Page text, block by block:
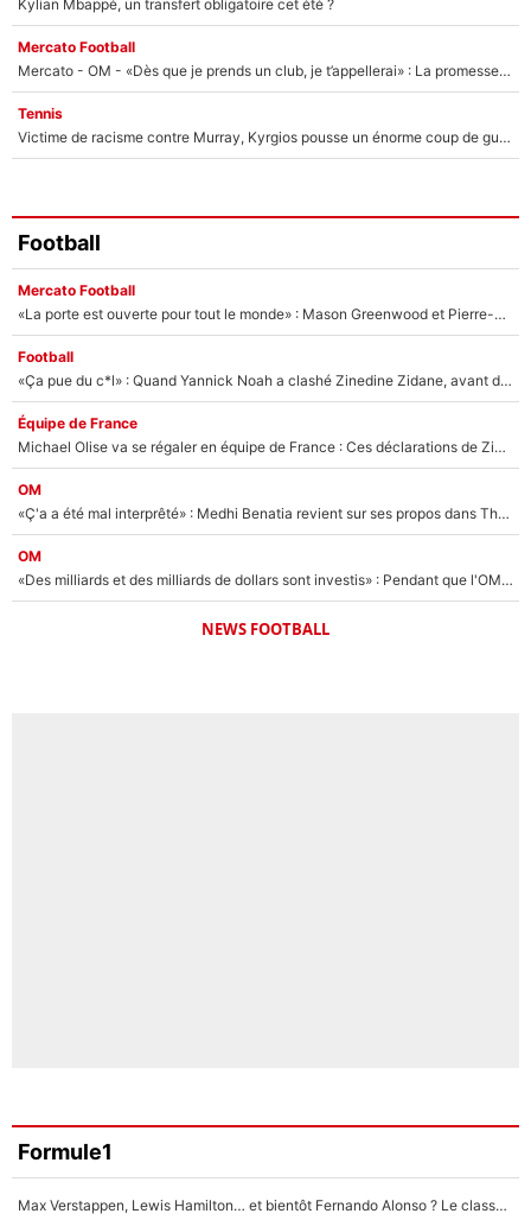
Kylian Mbappé, un transfert obligatoire cet été ?
Mercato Football
Mercato - OM - «Dès que je prends un club, je t’appellerai» : La promesse de Marcelino au moment de claquer la porte
Tennis
Victime de racisme contre Murray, Kyrgios pousse un énorme coup de gueule !
Football
Mercato Football
«La porte est ouverte pour tout le monde» : Mason Greenwood et Pierre-Emerick Aubameyang ont quitté l'OM, Amine Gouiri balance sur la suite du mercato et sur la réaction du vestiaire !
Football
«Ça pue du c*l» : Quand Yannick Noah a clashé Zinedine Zidane, avant de se faire recadrer par le nouveau sélectionneur de l'équipe de France !
Équipe de France
Michael Olise va se régaler en équipe de France : Ces déclarations de Zinedine Zidane qui prouvent qu'il va tout miser sur la star du Bayern Munich !
OM
«Ç'a a été mal interprêté» : Medhi Benatia revient sur ses propos dans The Bridge et précise ses conditions pour rejoindre le PSG !
OM
«Des milliards et des milliards de dollars sont investis» : Pendant que l'OM est en pleine crise financière, Frank McCourt lance un nouveau projet à 260M€ !
NEWS FOOTBALL
Formule1
Max Verstappen, Lewis Hamilton… et bientôt Fernando Alonso ? Le classement des pilotes les mieux payés en Formule 1 risque de changer !